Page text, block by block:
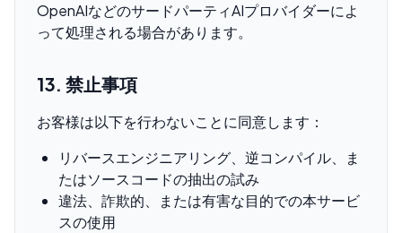
OpenAIなどのサードパーティAIプロバイダーによ
って処理される場合があります。
13. 禁止事項
お客様は以下を行わないことに同意します：
リバースエンジニアリング、逆コンパイル、ま
たはソースコードの抽出の試み
違法、詐欺的、または有害な目的での本サービ
スの使用